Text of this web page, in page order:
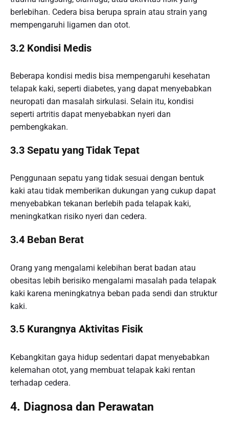
berlebihan. Cedera bisa berupa sprain atau strain yang
mempengaruhi ligamen dan otot.
3.2 Kondisi Medis
Beberapa kondisi medis bisa mempengaruhi kesehatan
telapak kaki, seperti diabetes, yang dapat menyebabkan
neuropati dan masalah sirkulasi. Selain itu, kondisi
seperti artritis dapat menyebabkan nyeri dan
pembengkakan.
3.3 Sepatu yang Tidak Tepat
Penggunaan sepatu yang tidak sesuai dengan bentuk
kaki atau tidak memberikan dukungan yang cukup dapat
menyebabkan tekanan berlebih pada telapak kaki,
meningkatkan risiko nyeri dan cedera.
3.4 Beban Berat
Orang yang mengalami kelebihan berat badan atau
obesitas lebih berisiko mengalami masalah pada telapak
kaki karena meningkatnya beban pada sendi dan struktur
kaki.
3.5 Kurangnya Aktivitas Fisik
Kebangkitan gaya hidup sedentari dapat menyebabkan
kelemahan otot, yang membuat telapak kaki rentan
terhadap cedera.
4. Diagnosa dan Perawatan